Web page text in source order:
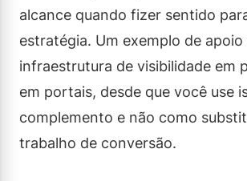
alcance quando fizer sentido
estratégia. Um exemplo de apoio
infraestrutura de visibilidade em
em portais, desde que você use
complemento e não como
trabalho de conversão.